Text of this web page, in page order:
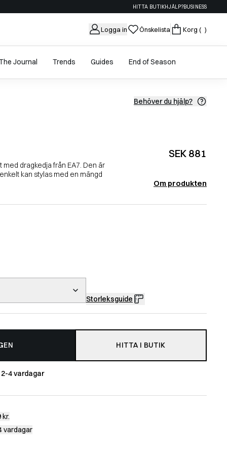
HITTA BUTIKHJÄLP?BUSINESS
Logga in Önskelista Korg ( )
Journal Trends Guides End of Season
Behöver du hjälp?
SEK 881
dragkedja från EA7. Den är
kan stylas med en mängd
Om produkten
Storleksguide
HITTA I BUTIK
2-4 vardagar
vardagar